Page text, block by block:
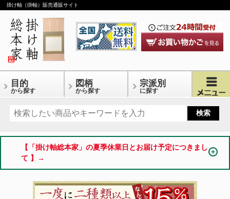
掛け軸（掛軸）販売通販サイト
目的
から探す
図柄
から探す
宗派別
に探す
【「掛け軸総本家」の夏季休業日とお届け予定につきまし
て 】→